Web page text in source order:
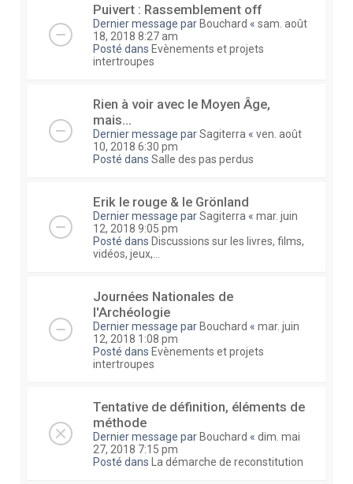
Puivert : Rassemblement off
Dernier message par Bouchard « sam. août
18, 2018 8:27 am
Posté dans Evènements et projets
intertroupes
Rien à voir avec le Moyen Âge,
mais...
Dernier message parSagiterra « ven. août
10, 2018 6:30 pm
Posté dans Salle des pas perdus
Erik le rouge & le Grönland
Dernier message parSagiterra « mar. juin
12, 2018 9:05 pm
Posté dans Discussions sur les livres, films,
vidéos, jeux,...
Journées Nationales de
l'Archéologie
Dernier message par Bouchard « mar. juin
12, 2018 1:08 pm
Posté dans Evènements et projets
intertroupes
Tentative de définition, éléments de
méthode
Dernier message par Bouchard « dim. mai
27, 2018 7:15 pm
Posté dans
La démarche de reconstitution